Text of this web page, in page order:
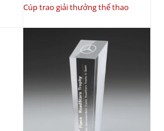
Cúp trao giải thưởng thể thao